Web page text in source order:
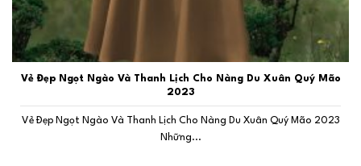
Vẻ Đẹp Ngọt Ngào Và Thanh Lịch Cho Nàng Du Xuân Quý Mão
2023
Vẻ Đẹp Ngọt Ngào Và Thanh Lịch Cho Nàng Du Xuân Quý Mão 2023
Những...